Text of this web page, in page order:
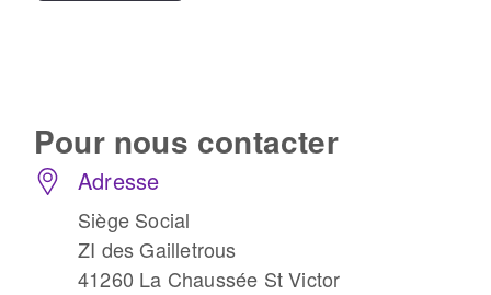
Pour nous contacter
Adresse
Siège Social
ZI des Gailletrous
41260 La Chaussée St Victor